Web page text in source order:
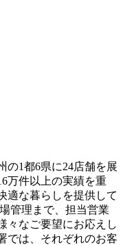
の1都6県に24店舗を展
万件以上の実績を重
適な暮らしを提供して
管理まで、担当営業
々なご要望にお応えし
では、それぞれのお客